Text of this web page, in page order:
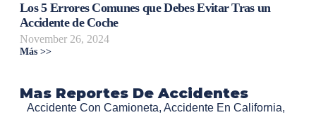
Los 5 Errores Comunes que Debes Evitar Tras un
Accidente de Coche
November 26, 2024
Más >>
Mas Reportes De Accidentes
Accidente Con Camioneta, Accidente En California,